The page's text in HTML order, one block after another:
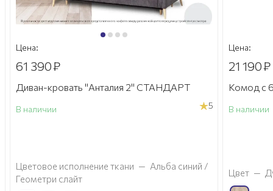
Цена:
61 390₽
Диван-кровать "Анталия 2" СТАНДАРТ
В наличии 5
Цветовое исполнение ткани — Альба синий /
Геометри слайт
Цена:
21 190₽
Комод с
В наличии
Цвет —